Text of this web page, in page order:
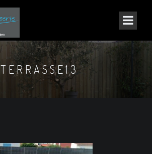
TERRASSE13